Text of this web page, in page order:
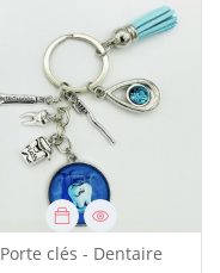
Porte clés - Dentaire